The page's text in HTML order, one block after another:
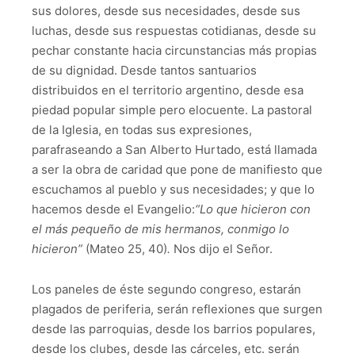
sus dolores, desde sus necesidades, desde sus
luchas, desde sus respuestas cotidianas, desde su
pechar constante hacia circunstancias más propias
de su dignidad. Desde tantos santuarios
distribuidos en el territorio argentino, desde esa
piedad popular simple pero elocuente. La pastoral
de la Iglesia, en todas sus expresiones,
parafraseando a San Alberto Hurtado, está llamada
a ser la obra de caridad que pone de manifiesto que
escuchamos al pueblo y sus necesidades; y que lo
hacemos desde el Evangelio:“Lo que hicieron con
el más pequeño de mis hermanos, conmigo lo
hicieron” (Mateo 25, 40). Nos dijo el Señor.
Los paneles de éste segundo congreso, estarán
plagados de periferia, serán reflexiones que surgen
desde las parroquias, desde los barrios populares,
desde los clubes, desde las cárceles, etc. serán